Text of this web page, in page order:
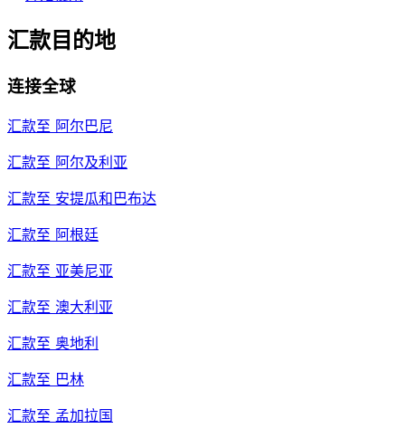
汇款目的地
连接全球
汇款至 阿尔巴尼
汇款至 阿尔及利亚
汇款至 安提瓜和巴布达
汇款至 阿根廷
汇款至 亚美尼亚
汇款至 澳大利亚
汇款至 奥地利
汇款至 巴林
汇款至 孟加拉国